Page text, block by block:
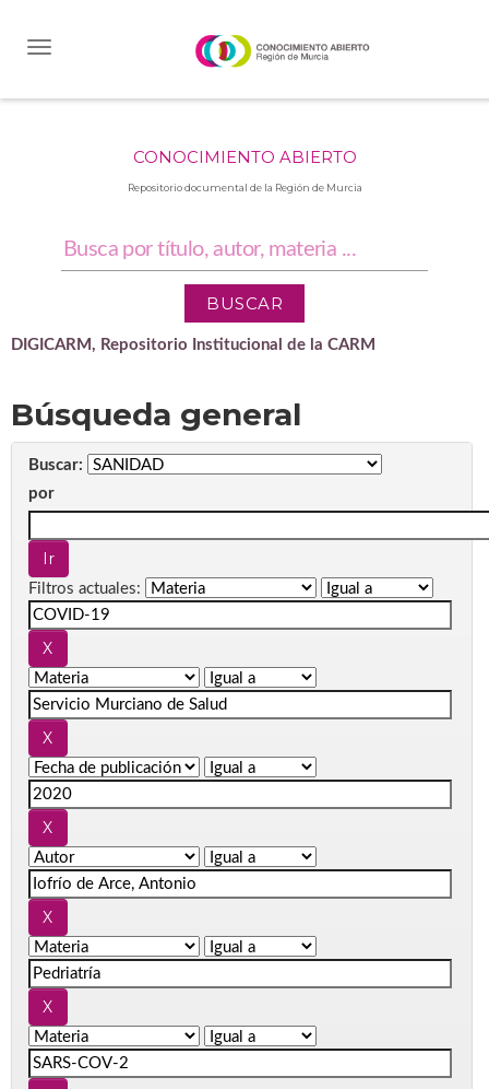
CONOCIMIENTO ABIERTO
Repositorio documental de la Región de Murcia
DIGICARM, Repositorio Institucional de la CARM
Búsqueda general
Buscar:
por
Filtros actuales: